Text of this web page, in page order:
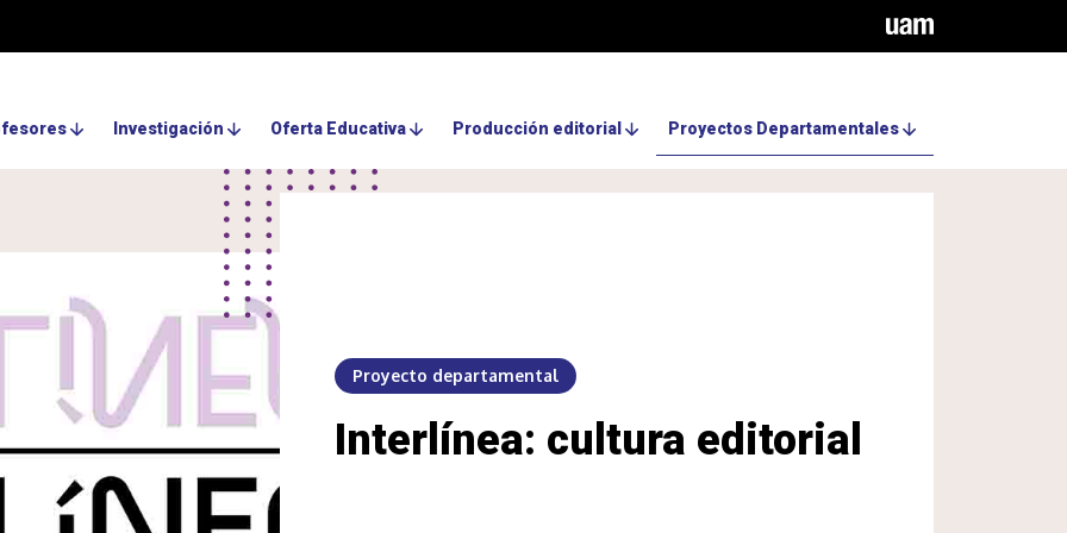
Investigación Oferta Educativa Producción editorial Proyectos Departamentales
Proyecto departamental
Interlínea: cultura editorial